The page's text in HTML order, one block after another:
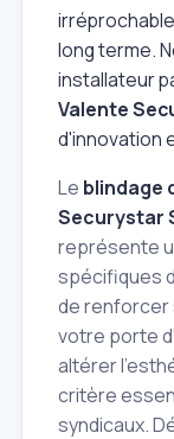
long terme.
installateur
Valente
d'innovation
Le blindage
Securystar
représente
spécifiques
de renforcer
votre porte
altérer
critère
syndicaux.